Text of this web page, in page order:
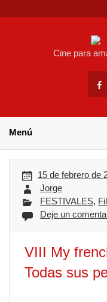
Cine para
Menú
15 de febrero de
Jorge
FESTIVALES,
Deje un
VIII My
Todas sus